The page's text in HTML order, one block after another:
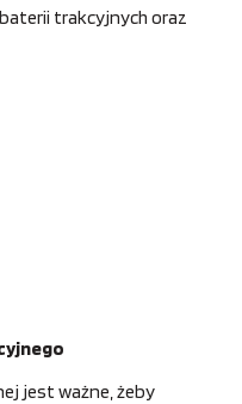
trakcyjnych oraz
jest ważne, żeby